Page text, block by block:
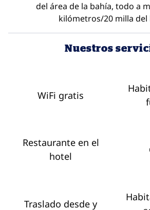
del área de la bahía, todo a
kilómetros/20 milla del
Nuestros
WiFi gratis
Restaurante en el
hotel
Traslado desde y